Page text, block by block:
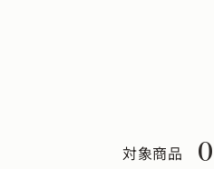
対象商品 0